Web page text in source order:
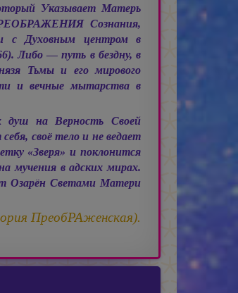
Указывает Матерь
Сознания,
с Духовным центром в
Либо — путь в бездну, в
Тьмы и его мирового
и вечные мытарства в
душ на Верность Своей
своё тело и не ведает
«Зверя» и поклонится
мучения в адских мирах.
Озарён Светами Матери
ПреобРАженская).